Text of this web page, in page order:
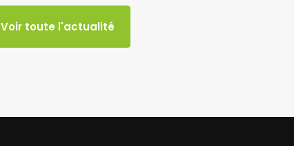
Voir toute l'actualité